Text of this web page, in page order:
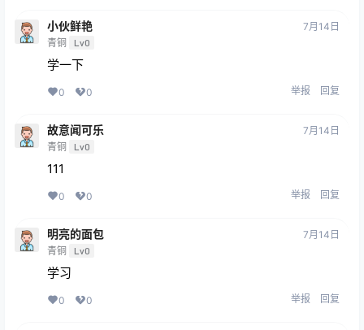
小伙鲜艳
青铜 Lv0
7月14日
学一下
0 0 举报 回复
故意闻可乐
青铜 Lv0
7月14日
111
0 0 举报 回复
明亮的面包
青铜 Lv0
7月14日
学习
0 0 举报 回复